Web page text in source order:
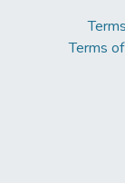
Terms